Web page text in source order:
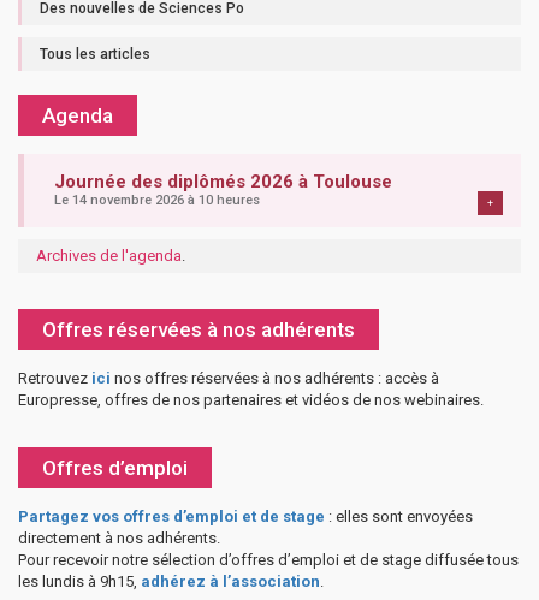
Des nouvelles de Sciences Po
Tous les articles
Agenda
Journée des diplômés 2026 à Toulouse
Le 14 novembre 2026 à 10 heures +
Archives de l'agenda
Offres réservées à nos adhérents
Retrouvez ici nos offres réservées à nos adhérents : accès à
Europresse, offres de nos partenaires et vidéos de nos webinaires.
Offres d’emploi
Partagez vos offres d’emploi et de stage : elles sont envoyées
directement à nos adhérents.
Pour recevoir notre sélection d’offres d’emploi et de stage diffusée tous
les lundis à 9h15, adhérez à l’association